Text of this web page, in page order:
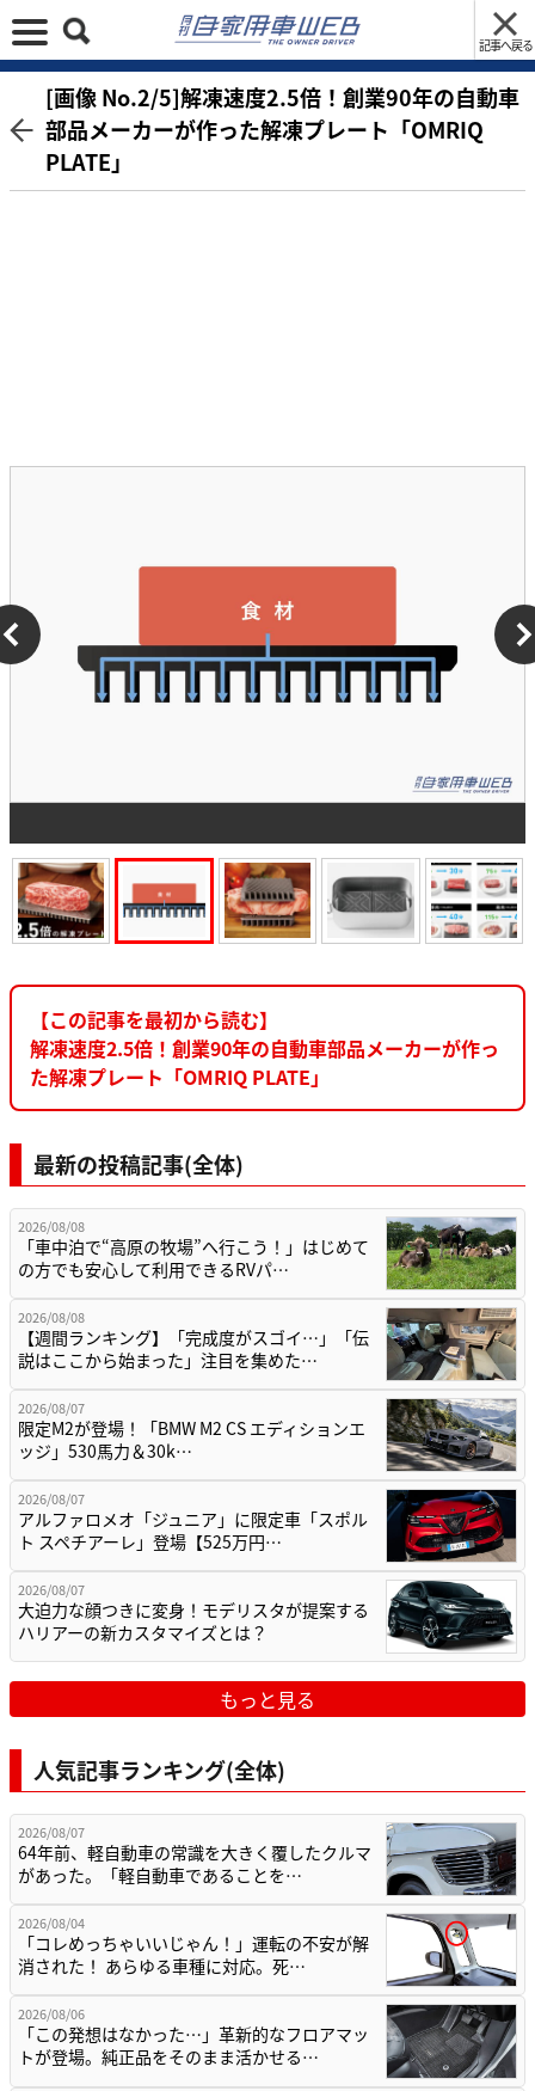
記事へ戻る
[画像 No.2/5]解凍速度2.5倍！創業90年の自動車
部品メーカーが作った解凍プレート「OMRIQ
PLATE」
【この記事を最初から読む】
解凍速度2.5倍！創業90年の自動車部品メーカーが作っ
た解凍プレート「OMRIQ PLATE」
最新の投稿記事(全体)
2026/08/08
「車中泊で“高原の牧場”へ行こう！」はじめて
の方でも安心して利用できるRVパ…
2026/08/08
【週間ランキング】「完成度がスゴイ…」「伝
説はここから始まった」注目を集めた…
2026/08/07
限定M2が登場！「BMW M2 CS エディションエ
ッジ」530馬力＆30k…
2026/08/07
アルファロメオ「ジュニア」に限定車「スポル
ト スペチアーレ」登場【525万円…
2026/08/07
大迫力な顔つきに変身！モデリスタが提案する
ハリアーの新カスタマイズとは？
もっと見る
人気記事ランキング(全体)
2026/08/07
64年前、軽自動車の常識を大きく覆したクルマ
があった。「軽自動車であることを…
2026/08/04
「コレめっちゃいいじゃん！」運転の不安が解
消された！ あらゆる車種に対応。死…
2026/08/06
「この発想はなかった…」革新的なフロアマッ
トが登場。純正品をそのまま活かせる…